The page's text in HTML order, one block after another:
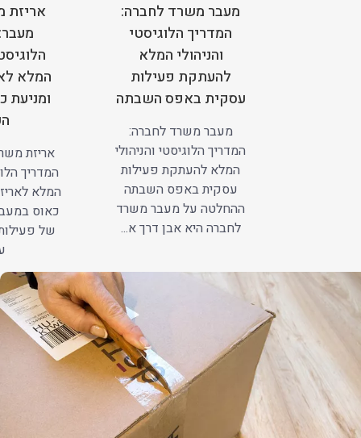
מעבר משרד לחברה:
המדריך הלוגיסטי
והניהולי המלא
להעתקת פעילות
עסקית באפס השבתה
מעבר משרד לחברה:
המדריך הלוגיסטי והניהולי
המלא להעתקת פעילות
עסקית באפס השבתה
ההחלטה על מעבר משרד
לחברה היא אבן דרך א...
אריזת
המלא
ומניעת
אריזת
המדריך
המלא
כאוס
של